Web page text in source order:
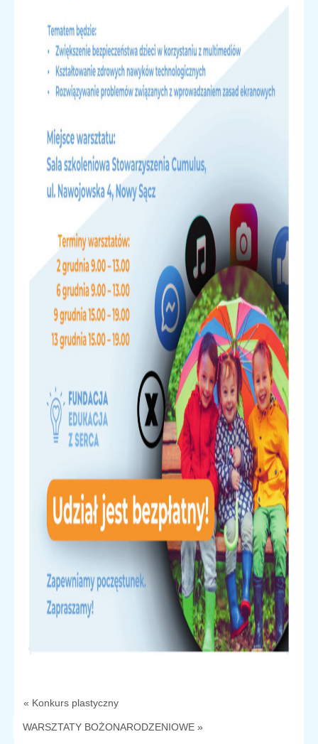
« Konkurs plastyczny
WARSZTATY BOŻONARODZENIOWE »